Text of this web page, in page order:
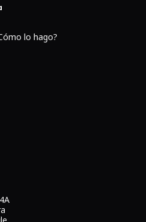
lo hago?